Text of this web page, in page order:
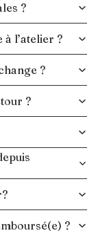
?
l’atelier ?
?
?
?